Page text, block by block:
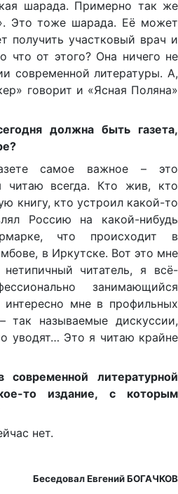
шарада. Примерно так же
Это тоже шарада. Её может
получить участковый врач и
что от этого? Она ничего не
современной литературы. А,
говорит и «Ясная Поляна»
должна быть газета,
самое важное – это
читаю всегда. Кто жив, кто
книгу, кто устроил какой-то
Россию на какой-нибудь
что происходит в
в Иркутске. Вот это мне
читатель, я всё-
занимающийся
интересно мне в профильных
так называемые дискуссии,
уводят… Это я читаю крайне
литературной
то издание, с которым
нет.
Беседовал Евгений БОГАЧКОВ